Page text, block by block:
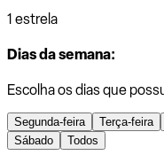
1 estrela
Dias da semana:
Escolha os dias que
Segunda-feira Terça-feira
Sábado
Todos